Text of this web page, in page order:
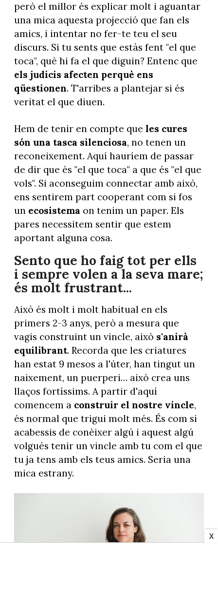
X
però el millor és explicar molt i aguantar
una mica aquesta projecció que fan els
amics, i intentar no fer-te teu el seu
discurs. Si tu sents que estàs fent "el que
toca", què hi fa el que diguin? Entenc que
els judicis afecten perquè ens
qüestionen. T'arribes a plantejar si és
veritat el que diuen.
Hem de tenir en compte que les cures
són una tasca silenciosa, no tenen un
reconeixement. Aquí hauríem de passar
de dir que és "el que toca" a que és "el que
vols". Si aconseguim connectar amb això,
ens sentirem part cooperant com si fos
un ecosistema on tenim un paper. Els
pares necessitem sentir que estem
aportant alguna cosa.
Sento que ho faig tot per ells
i sempre volen a la seva mare;
és molt frustrant...
Això és molt i molt habitual en els
primers 2-3 anys, però a mesura que
vagis construint un vincle, això s'anirà
equilibrant. Recorda que les criatures
han estat 9 mesos a l'úter, han tingut un
naixement, un puerperi… això crea uns
llaços fortíssims. A partir d'aquí
comencem a construir el nostre vincle,
és normal que trigui molt més. És com si
acabessis de conèixer algú i aquest algú
volgués tenir un vincle amb tu com el que
tu ja tens amb els teus amics. Seria una
mica estrany.